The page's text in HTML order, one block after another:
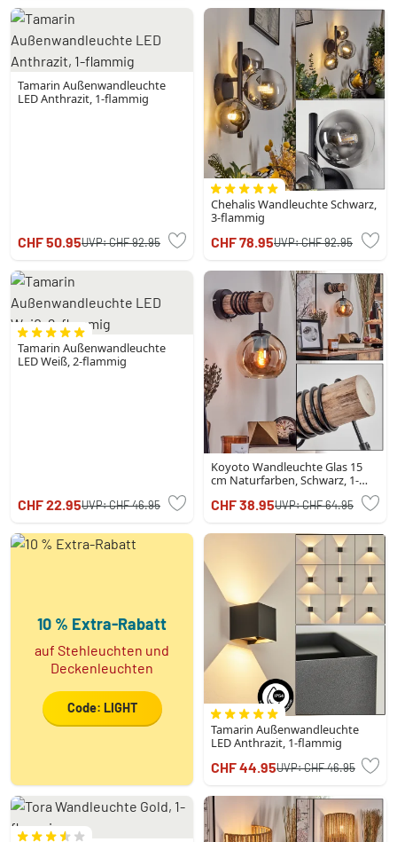
Tamarin Außenwandleuchte
LED Anthrazit, 1-flammig
CHF 50.95UVP:CHF 92.95
Chehalis Wandleuchte Schwarz,
3-flammig
CHF 78.95UVP:CHF 92.95
Tamarin Außenwandleuchte
LED Weiß, 2-flammig
CHF 22.95UVP:CHF 46.95
Koyoto Wandleuchte Glas 15
cm Naturfarben, Schwarz, 1-
CHF 38.95UVP:CHF 64.95
10 % Extra-Rabatt
auf Stehleuchten und
Deckenleuchten
Code: LIGHT
Tamarin Außenwandleuchte
LED Anthrazit, 1-flammig
CHF 44.95UVP:CHF 46.95